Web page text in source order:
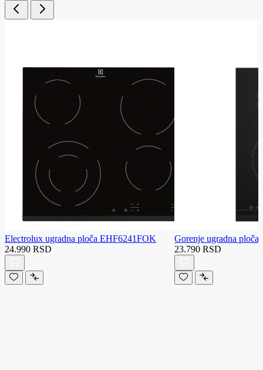
Electrolux ugradna ploča EHF6241FOK
24.990 RSD
Gorenje ugradna
23.790 RSD